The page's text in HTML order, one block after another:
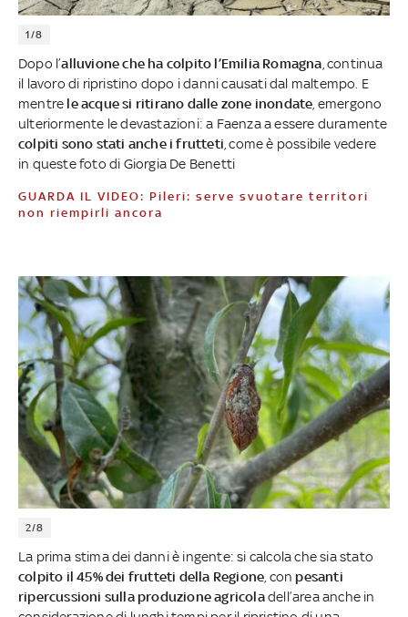
1/8
Dopo l’alluvione che ha colpito l’Emilia Romagna , continua
il lavoro di ripristino dopo i danni causati dal maltempo. E
mentre le acque si ritirano dalle zone inondate , emergono
ulteriormente le devastazioni: a Faenza a essere duramente
colpiti sono stati anche i frutteti , come è possibile vedere
in queste foto di Giorgia De Benetti
GUARDA IL VIDEO: Pileri: serve svuotare territori
non riempirli ancora
2/8
La prima stima dei danni è ingente: si calcola che sia stato
colpito il 45% dei frutteti della Regione , con pesanti
ripercussioni sulla produzione agricoladell’area anche in